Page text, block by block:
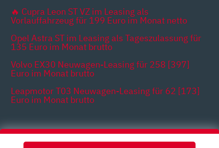
🔥 Cupra Leon ST VZ im Leasing als
Vorlauffahrzeug für 199 Euro im Monat netto
Opel Astra ST im Leasing als Tageszulassung für
135 Euro im Monat brutto
Volvo EX30 Neuwagen-Leasing für 258 [397]
Euro im Monat brutto
Leapmotor T03 Neuwagen-Leasing für 62 [173]
Euro im Monat brutto